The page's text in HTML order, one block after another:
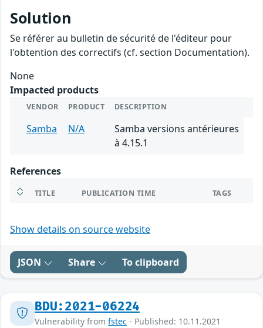
Solution
Se référer au bulletin de sécurité de l'éditeur pour
l'obtention des correctifs (cf. section Documentation).
None
Impacted products
VENDOR PRODUCT DESCRIPTION
Samba N/A
Samba versions antérieures
à 4.15.1
References
TITLE PUBLICATION TIME TAGS
Show details on source website
JSON Share To clipboard
BDU:2021-06224
Vulnerability from fstec - Published: 10.11.2021